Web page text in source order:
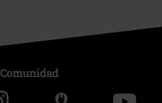
Comunidad